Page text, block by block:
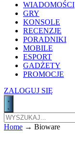
WIADOMOŚCI
GRY
KONSOLE
RECENZJE
PORADNIKI
MOBILE
ESPORT
GADŻETY
PROMOCJE
ZALOGUJ SIĘ
Home → Bioware